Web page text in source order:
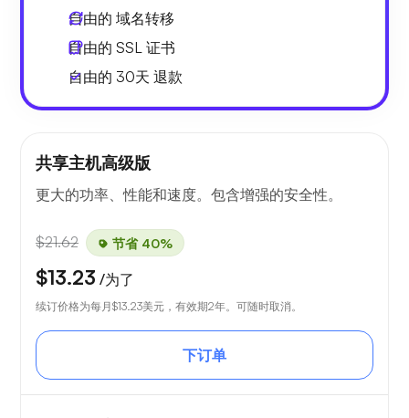
自由的 域名转移
自由的 SSL 证书
自由的 30天 退款
共享主机高级版
更大的功率、性能和速度。包含增强的安全性。
$21.62 节省 40%
$13.23 /为了
续订价格为每月$13.23美元，有效期2年。可随时取消。
下订单